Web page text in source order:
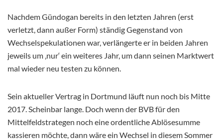
Nachdem Gündogan bereits in den letzten Jahren (erst
verletzt, dann außer Form) ständig Gegenstand von
Wechselspekulationen war, verlängerte er in beiden Jahren
jeweils um ‚nur‘ ein weiteres Jahr, um dann seinen Marktwert
mal wieder neu testen zu können.
Sein aktueller Vertrag in Dortmund läuft nun noch bis Mitte
2017. Scheinbar lange. Doch wenn der BVB für den
Mittelfeldstrategen noch eine ordentliche Ablösesumme
kassieren möchte, dann wäre ein Wechsel in diesem Sommer